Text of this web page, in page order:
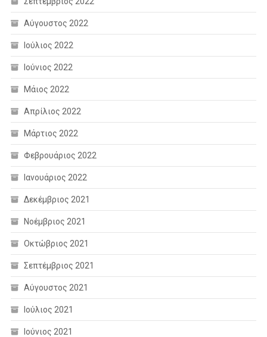
Αύγουστος 2022
Ιούλιος 2022
Ιούνιος 2022
Μάιος 2022
Απρίλιος 2022
Μάρτιος 2022
Φεβρουάριος 2022
Ιανουάριος 2022
Δεκέμβριος 2021
Νοέμβριος 2021
Οκτώβριος 2021
Σεπτέμβριος 2021
Αύγουστος 2021
Ιούλιος 2021
Ιούνιος 2021